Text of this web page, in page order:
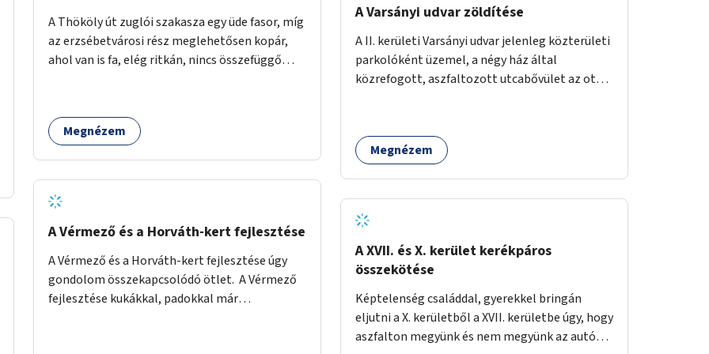
A Thököly út zuglói szakasza egy üde fasor, míg
az erzsébetvárosi rész meglehetősen kopár,
ahol van is fa, elég ritkán, nincs összefüggő
ahol a közművek engedik, új fák ültetésére
lenne szükség.
Megnézem
A Vérmező és a Horváth-kert fejlesztése
A Vérmező és a Horváth-kert fejlesztése úgy
gondolom összekapcsolódó ötlet. A Vérmező
fejlesztése kukákkal, padokkal már
A Varsányi udvar zöldítése
A II. kerületi Varsányi udvar jelenleg közterületi
parkolóként üzemel, a négy ház által
közrefogott, aszfaltozott utcabővület az ott
magasított zöldfelület jöjjön létre, amely a
Varsányi Irén utca bővületeként és a megújult
számára is lehetőséget nyújtson rekreációs
célokra. A Varsányi Irén utca és a Varsányi udvar
jelenleg két különálló közterületként
viselkedik, elválasztja őket a biciklisáv és a
összekapcsolását szorgalmazza. A
látványterveken is szereplő padok, teraszok,
zöldfelületek és biciklitárolók mindenki
Megnézem
A XVII. és X. kerület kerékpáros
összekötése
Képtelenség családdal, gyerekkel bringán
eljutni a X. kerületből a XVII. kerületbe úgy, hogy
aszfalton megyünk és nem megyünk az autók